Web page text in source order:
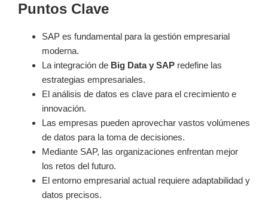
Puntos Clave
SAP es fundamental para la gestión empresarial
moderna.
La integración de Big Data y SAP redefine las
estrategias empresariales.
El análisis de datos es clave para el crecimiento e
innovación.
Las empresas pueden aprovechar vastos volúmenes
de datos para la toma de decisiones.
Mediante SAP, las organizaciones enfrentan mejor
los retos del futuro.
El entorno empresarial actual requiere adaptabilidad y
datos precisos.